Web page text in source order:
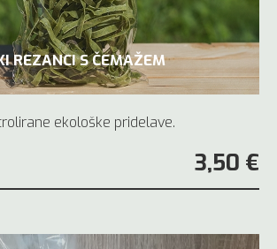
REZANCI S ČEMAŽEM
ekološke pridelave.
3,50 €